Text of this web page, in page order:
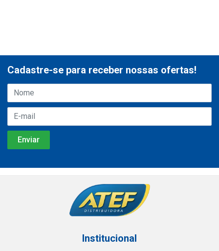
Cadastre-se para receber nossas ofertas!
Institucional